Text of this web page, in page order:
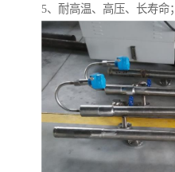
5、耐高温、高压、长寿命；